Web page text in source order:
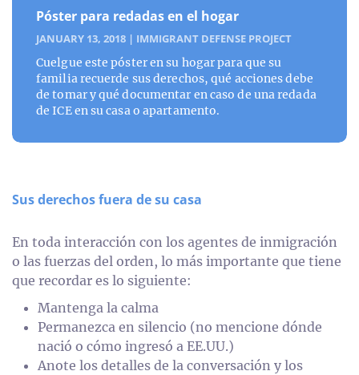
Póster para redadas en el hogar
JANUARY 13, 2018 | IMMIGRANT DEFENSE PROJECT
Cuelgue este póster en su hogar para que su
familia recuerde sus derechos, qué acciones debe
de tomar y qué documentar en caso de una redada
de ICE en su casa o apartamento.
Sus derechos fuera de su casa
En toda interacción con los agentes de inmigración
o las fuerzas del orden, lo más importante que tiene
que recordar es lo siguiente:
Mantenga la calma
Permanezca en silencio (no mencione dónde
nació o cómo ingresó a EE.UU.)
Anote los detalles de la conversación y los